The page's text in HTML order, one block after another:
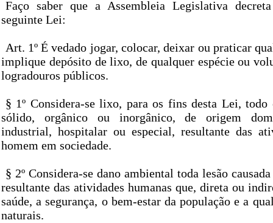
Faço saber que a Assembleia Legislativa
seguinte Lei:
Art. 1º É vedado jogar, colocar, deixar ou praticar
implique depósito de lixo, de qualquer espécie ou
logradouros públicos.
§ 1º Considera-se lixo, para os fins desta Lei, todo
sólido, orgânico ou inorgânico, de origem
industrial, hospitalar ou especial, resultante das
homem em sociedade.
§ 2º Considera-se dano ambiental toda lesão
resultante das atividades humanas que, direta ou
saúde, a segurança, o bem-estar da população e a
naturais.